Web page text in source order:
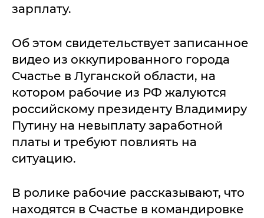
зарплату.
Об этом свидетельствует записанное
видео из оккупированного города
Счастье в Луганской области, на
котором рабочие из РФ жалуются
российскому президенту Владимиру
Путину на невыплату заработной
платы и требуют повлиять на
ситуацию.
В ролике рабочие рассказывают, что
находятся в Счастье в командировке